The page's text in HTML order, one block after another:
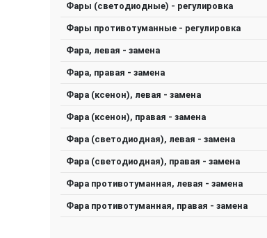
Фары (светодиодные) - регулировка
Фары противотуманные - регулировка
Фара, левая - замена
Фара, правая - замена
Фара (ксенон), левая - замена
Фара (ксенон), правая - замена
Фара (светодиодная), левая - замена
Фара (светодиодная), правая - замена
Фара противотуманная, левая - замена
Фара противотуманная, правая - замена